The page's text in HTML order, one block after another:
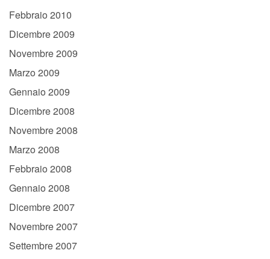
Febbraio 2010
Dicembre 2009
Novembre 2009
Marzo 2009
Gennaio 2009
Dicembre 2008
Novembre 2008
Marzo 2008
Febbraio 2008
Gennaio 2008
Dicembre 2007
Novembre 2007
Settembre 2007